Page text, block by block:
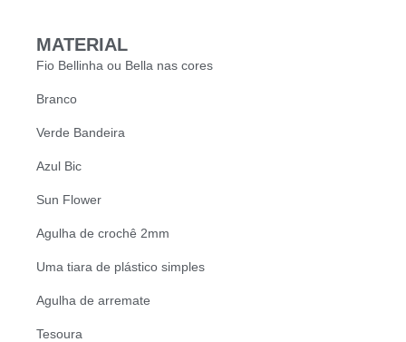
MATERIAL
Fio Bellinha ou Bella nas cores
Branco
Verde Bandeira
Azul Bic
Sun Flower
Agulha de crochê 2mm
Uma tiara de plástico simples
Agulha de arremate
Tesoura